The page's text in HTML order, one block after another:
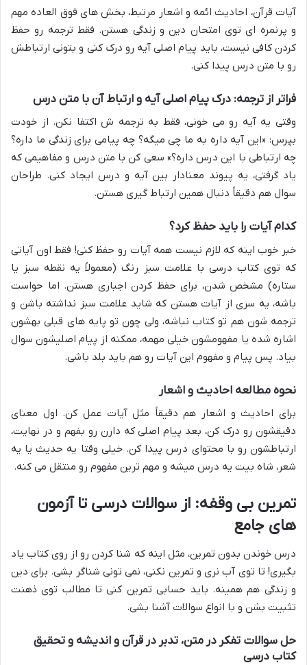
آیات قرآن، احادیث ائمه و اشعار مرتبط، بخش های فوق العاده مهم
و پرنمره ای توی امتحان دین و زندگی هستن. فقط ترجمه رو حفظ
کردن کافی نیست، باید پیام اصلی آیه رو درک کنی و بتونی ارتباطش
رو با متن درس پیدا کنی.
فراتر از ترجمه: درک پیام اصلی آیه و ارتباط آن با متن درس
وقتی یه آیه رو می خونی، فقط به ترجمه ش اکتفا نکن. از خودت
بپرس: «این آیه داره به ما چی میگه؟ چه پیامی برای زندگی ما داره؟
چه ارتباطی با این درس داره؟» سعی کن با متن درس و مفاهیمی که
یاد گرفتی، یه پیوند معنادار بین آیه و درس ایجاد کنی. طراحان
سوال هم دقیقاً دنبال همین ارتباط گیری هستن.
کدام آیات را باید حفظ کرد؟
خبر خوب اینه که لازم نیست همه آیات رو حفظ کنی! فقط اون آیاتی
که توی کتاب درسی با علامت سبز رنگ (معمولاً یه نقطه سبز یا
ستاره) مشخص شدن، برای حفظ کردن اجباری هستن. اما حواست
باشه، یه سری از آیات هستن که شاید علامت سبز نداشته باشن و
ترجمه شون هم تو کتاب نباشه، ولی چون تو پایه های قبلی بهشون
اشاره شده یا مفهومشون خیلی مهمه، ممکنه از پیام اصلیشون سوال
بیاد. پس پیام و مفهوم این آیات رو هم باید بلد باشی.
نحوه مطالعه احادیث و اشعار
برای احادیث و اشعار هم دقیقاً مثل آیات عمل کن. اول معنای
دقیقشون رو درک کن، بعد پیام اصلی که دارن رو بفهم و در نهایت،
ارتباطشون رو با محتوای درس پیدا کن. خیلی وقتا یه حدیث یا یه
شعر، شاه بیت یه درس میشه و مهم ترین مفهوم رو منتقل می کنه.
تمرین بی وقفه: از سوالات درسی تا آزمون
های جامع
درس خوندن بدون تمرین، مثل اینه که شنا کردن رو از روی کتاب یاد
بگیری! تا توی آب نری و تمرین نکنی، نمی تونی شناگر بشی. برای دین
و زندگی هم همینه. باید حسابی تمرین کنی تا مطالب توی ذهنت
تثبیت بشن و با انواع سوالات آشنا بشی.
حل سوالات تفکر در متن، تدبر در قرآن و اندیشه و تحقیق
کتاب درسی